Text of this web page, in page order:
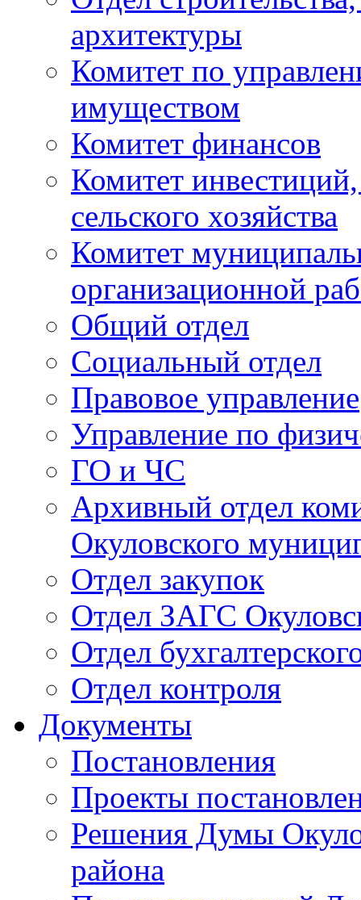
архитектуры
Комитет по
имуществом
Комитет финансов
Комитет
сельского хозяйства
Комитет
организационной
Общий отдел
Социальный отдел
Правовое управление
Управление по
ГО и ЧС
Архивный отдел
Окуловского
Отдел закупок
Отдел ЗАГС
Отдел
Отдел контроля
Документы
Постановления
Проекты
Решения Думы
района